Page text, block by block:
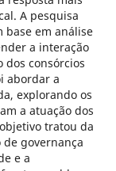
A pesquisa
base em análise
a interação
consórcios
abordar a
explorando os
a atuação dos
tratou da
governança
e a